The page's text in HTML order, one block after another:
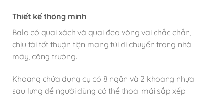
Thiết kế thông minh
Balo có quai xách và quai đeo vòng vai chắc chắn,
chịu tải tốt thuận tiện mang túi di chuyển trong nhà
máy, công trường.
Khoang chứa dụng cụ có 8 ngăn và 2 khoang nhựa
sau lưng để người dùng có thể thoải mái sắp xếp